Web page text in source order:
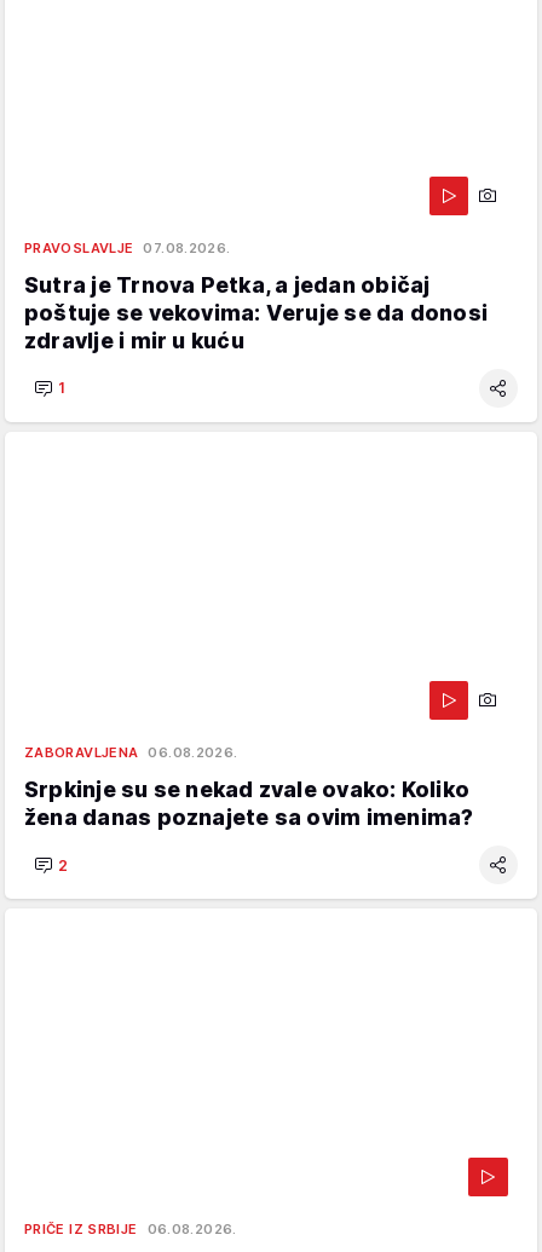
PRAVOSLAVLJE 07.08.2026.
Sutra je Trnova Petka, a jedan običaj
poštuje se vekovima: Veruje se da donosi
zdravlje i mir u kuću
1
ZABORAVLJENA 06.08.2026.
Srpkinje su se nekad zvale ovako: Koliko
žena danas poznajete sa ovim imenima?
2
PRIČE IZ SRBIJE 06.08.2026.